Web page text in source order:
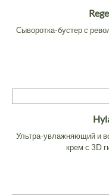
Сыворотка-бустер с
Ультра-увлажняющий и
крем с 3D